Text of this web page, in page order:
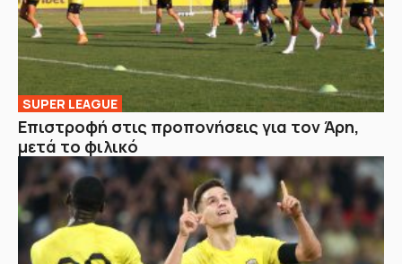
SUPER LEAGUE
Επιστροφή στις προπονήσεις για τον Άρη,
μετά το φιλικό